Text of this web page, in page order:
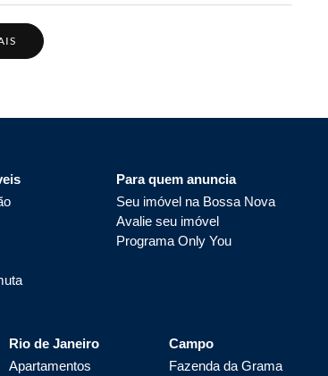
Para quem anuncia
Seu imóvel na Bossa Nova
Avalie seu imóvel
Programa Only You
Rio de Janeiro
Apartamentos
Campo
Fazenda da Grama